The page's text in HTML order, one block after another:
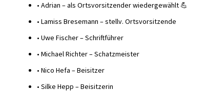
• Adrian – als Ortsvorsitzender wiedergewählt 💪
• Lamiss Bresemann – stellv. Ortsvorsitzende
• Uwe Fischer – Schriftführer
• Michael Richter – Schatzmeister
• Nico Hefa – Beisitzer
• Silke Hepp – Beisitzerin